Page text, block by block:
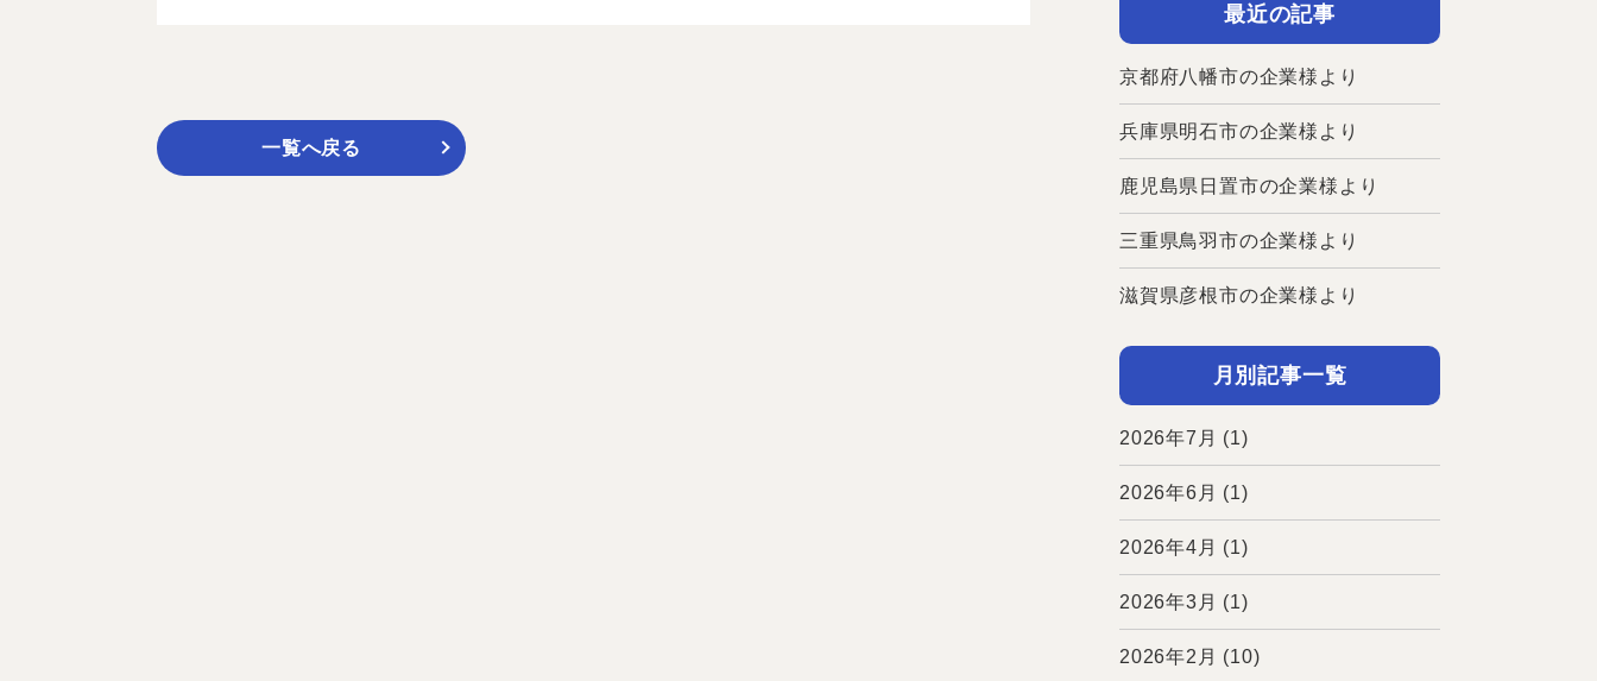
一覧へ戻る
最近の記事
京都府八幡市の企業様より
兵庫県明石市の企業様より
鹿児島県日置市の企業様より
三重県鳥羽市の企業様より
滋賀県彦根市の企業様より
月別記事一覧
2026年7月 (1)
2026年6月 (1)
2026年4月 (1)
2026年3月 (1)
2026年2月 (10)